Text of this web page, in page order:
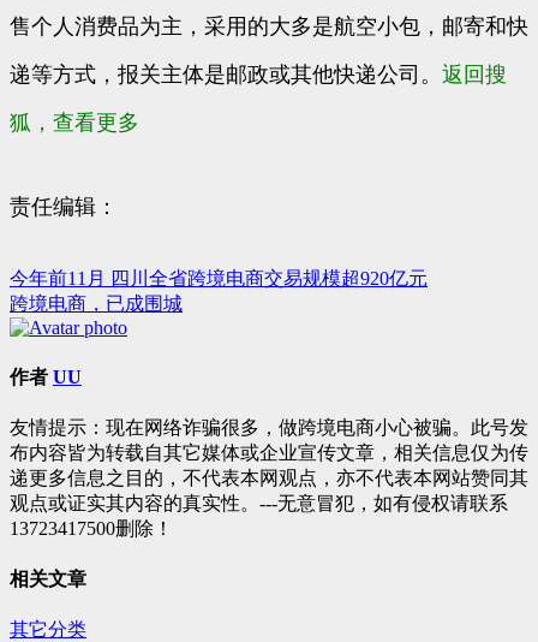
售个人消费品为主，采用的大多是航空小包，邮寄和快
递等方式，报关主体是邮政或其他快递公司。 返回搜
狐，查看更多
责任编辑：
文
章
导
今年前11月 四川全省跨境电商交易规模超920亿元
跨境电商，已成围城
作者 UU
友情提示：现在网络诈骗很多，做跨境电商小心被骗。此号发
布内容皆为转载自其它媒体或企业宣传文章，相关信息仅为传
递更多信息之目的，不代表本网观点，亦不代表本网站赞同其
观点或证实其内容的真实性。---无意冒犯，如有侵权请联系
13723417500删除！
相关文章
其它分类